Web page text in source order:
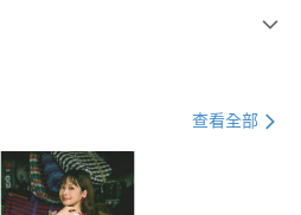
查看全部